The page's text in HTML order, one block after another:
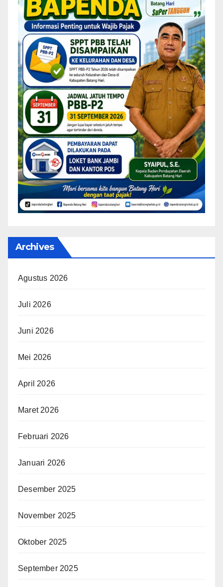
Archives
Agustus 2026
Juli 2026
Juni 2026
Mei 2026
April 2026
Maret 2026
Februari 2026
Januari 2026
Desember 2025
November 2025
Oktober 2025
September 2025